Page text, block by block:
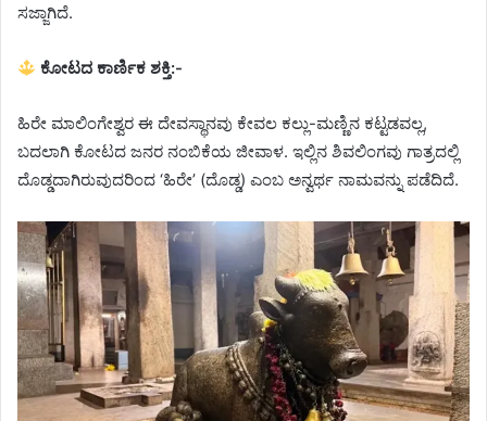
ಸಜ್ಜಾಗಿದೆ.
ಕೋಟದ ಕಾರ್ಣಿಕ ಶಕ್ತಿ:-
ಹಿರೇ ಮಾಲಿಂಗೇಶ್ವರ ಈ ದೇವಸ್ಥಾನವು ಕೇವಲ ಕಲ್ಲು-ಮಣ್ಣಿನ ಕಟ್ಟಡವಲ್ಲ,
ಬದಲಾಗಿ ಕೋಟದ ಜನರ ನಂಬಿಕೆಯ ಜೀವಾಳ. ಇಲ್ಲಿನ ಶಿವಲಿಂಗವು ಗಾತ್ರದಲ್ಲಿ
ದೊಡ್ಡದಾಗಿರುವುದರಿಂದ ‘ಹಿರೇ’ (ದೊಡ್ಡ) ಎಂಬ ಅನ್ವರ್ಥ ನಾಮವನ್ನು ಪಡೆದಿದೆ.